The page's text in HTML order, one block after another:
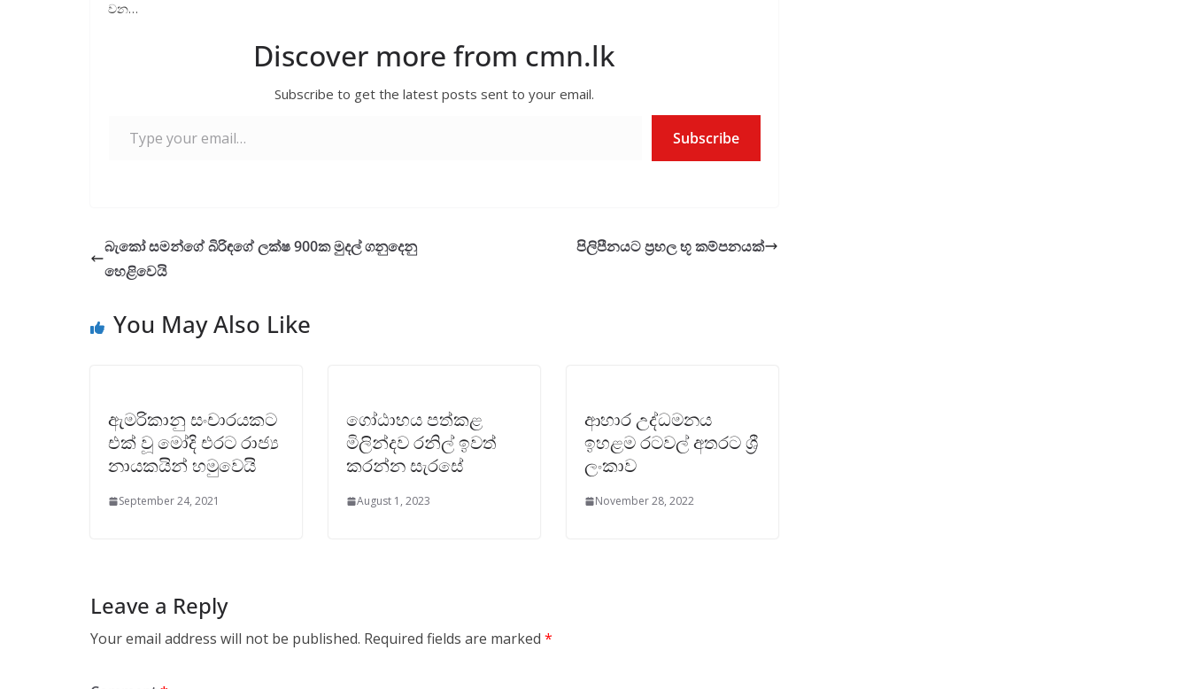
වන…
Discover more from cmn.lk
Subscribe to get the latest posts sent to your email.
Subscribe
බැකෝ සමන්ගේ බිරිඳගේ ලක්ෂ 900ක මුදල් ගනුදෙනු
හෙළිවෙයි
පිලිපීනයට ප්‍රභල භූ කම්පනයක්
You May Also Like
ඇමරිකානු සංචාරයකට
එක් වූ මෝදි එරට රාජ්‍ය
නායකයින් හමුවෙයි
September 24, 2021
ගෝඨාභය පත්කළ
මිලින්දව රනිල් ඉවත්
කරන්න සැරසේ
August 1, 2023
ආහාර උද්ධමනය
ඉහළම රටවල් අතරට ශ්‍රී
ලංකාව
November 28, 2022
Leave a Reply
Your email address will not be published. Required fields are marked *